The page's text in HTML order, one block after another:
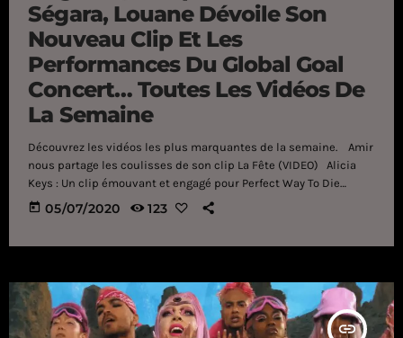
Ségara, Louane Dévoile Son
Nouveau Clip Et Les
Performances Du Global Goal
Concert… Toutes Les Vidéos De
La Semaine
Découvrez les vidéos les plus marquantes de la semaine. Amir
nous partage les coulisses de son clip La Fête (VIDEO) Alicia
Keys : Un clip émouvant et engagé pour Perfect Way To Die
(VIDEO) Angèle : Écoutez sa version du tube Il y a trop de gens
qui t'aiment de Hélène Ségara (VIDEO) Christine and The
today 05/07/2020 123
insert_link